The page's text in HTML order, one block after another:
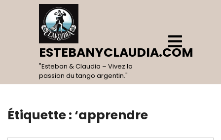
ESTEBANYCLAUDIA.COM
"Esteban & Claudia – Vivez la
passion du tango argentin."
Open
Menu
Étiquette : ‘apprendre